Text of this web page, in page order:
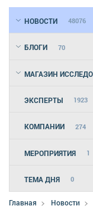
НОВОСТИ 48076
БЛОГИ 70
МАГАЗИН
ЭКСПЕРТЫ 1923
КОМПАНИИ 274
МЕРОПРИЯТИЯ 1
ТЕМА ДНЯ 0
Главная Новости